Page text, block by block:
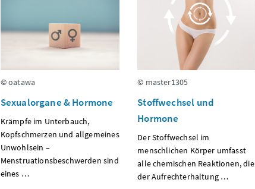
© oatawa
Sexualorgane & Hormone
Krämpfe im Unterbauch,
Kopfschmerzen und allgemeines
Unwohlsein –
Menstruationsbeschwerden sind
eines …
© master1305
Stoffwechsel und
Hormone
Der Stoffwechsel im
menschlichen Körper umfasst
alle chemischen Reaktionen, die
der Aufrechterhaltung …